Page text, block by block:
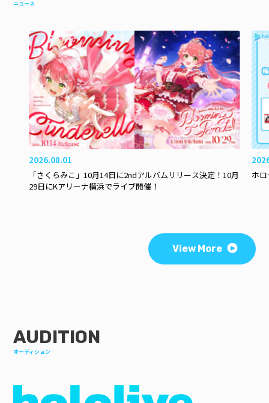
ニュース
2026.08.01
「さくらみこ」10月14日に2ndアルバムリリース決定！10月
29日にKアリーナ横浜でライブ開催！
ホ
View More
AUDITION
オーディション